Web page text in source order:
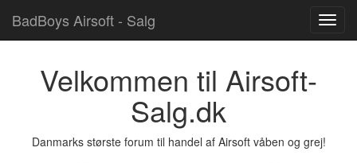
BadBoys Airsoft - Salg
Velkommen til Airsoft-
Salg.dk
Danmarks største forum til handel af Airsoft våben og grej!